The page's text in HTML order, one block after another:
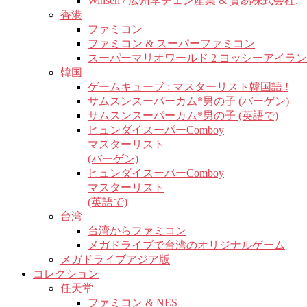
香港
ファミコン
ファミコン & スーパーファミコン
スーパーマリオワールド 2 ヨッシーアイラ
韓国
ゲームキューブ : マスターリスト韓国語 !
サムスンスーパーカム*男の子 (バーゲン)
サムスンスーパーカム*男の子 (英語で)
ヒュンダイスーパーComboy
マスターリスト
(バーゲン)
ヒュンダイスーパーComboy
マスターリスト
(英語で)
台湾
台湾からファミコン
メガドライブで台湾のオリジナルゲーム
メガドライブアジア版
コレクション
任天堂
ファミコン & NES